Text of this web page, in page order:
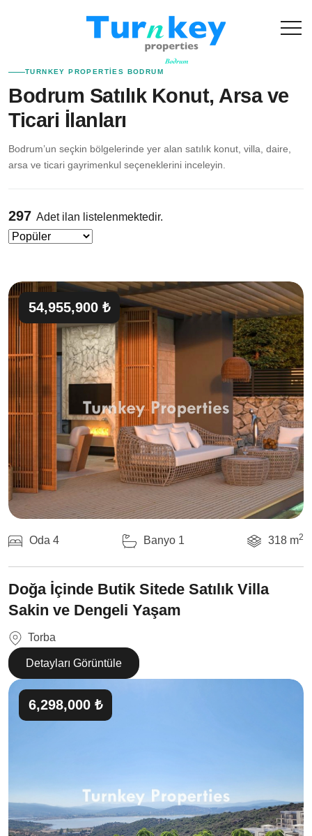
TURNKEY PROPERTIES BODRUM
Bodrum Satılık Konut, Arsa ve
Ticari İlanları
Bodrum’un seçkin bölgelerinde yer alan satılık konut, villa, daire,
arsa ve ticari gayrimenkul seçeneklerini inceleyin.
297 Adet ilan listelenmektedir.
54,955,900 ₺
Oda 4 Banyo 1 318 m2
Doğa İçinde Butik Sitede Satılık Villa
Sakin ve Dengeli Yaşam
Torba
Detayları Görüntüle
6,298,000 ₺